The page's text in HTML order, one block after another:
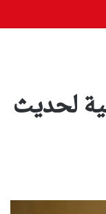
ما جاء فيه!
لحديث